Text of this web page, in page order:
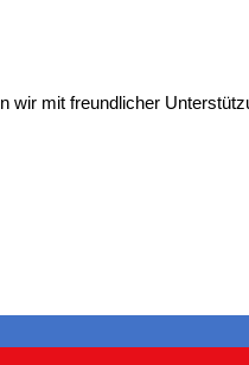
wir mit freundlicher